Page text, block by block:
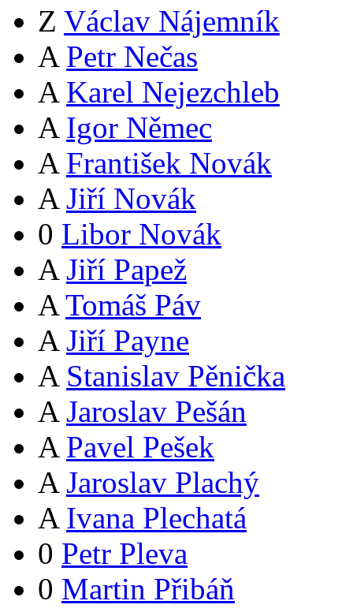
Z Václav Nájemník
A Petr Nečas
A Karel Nejezchleb
A Igor Němec
A František Novák
A Jiří Novák
0 Libor Novák
A Jiří Papež
A Tomáš Páv
A Jiří Payne
A Stanislav Pěnička
A Jaroslav Pešán
A Pavel Pešek
A Jaroslav Plachý
A Ivana Plechatá
0 Petr Pleva
0 Martin Přibáň